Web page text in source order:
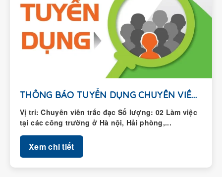
THÔNG BÁO TUYỂN DỤNG CHUYÊN VIÊN TRẮC ĐẠC
Vị trí: Chuyên viên trắc đạc Số lượng: 02 Làm việc
tại các công trường ở Hà nội, Hải phòng,...
Xem chi tiết